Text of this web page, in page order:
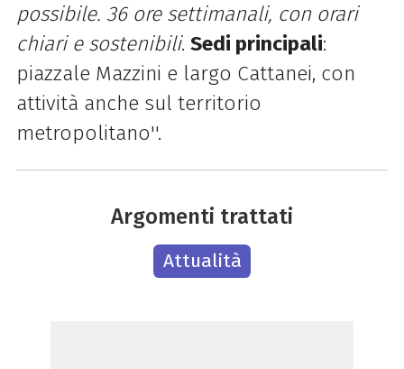
possibile. 36 ore settimanali, con orari
chiari e sostenibili. Sedi principali:
piazzale Mazzini e largo Cattanei, con
attività anche sul territorio
metropolitano''.
Argomenti trattati
Attualità